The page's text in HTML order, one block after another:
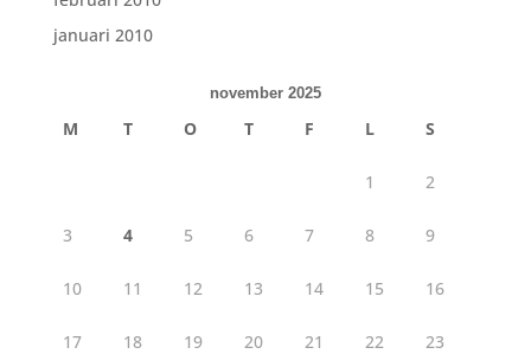
januari 2010
november 2025
M T O T F L S
1 2
3 4 5 6 7 8 9
10 11 12 13 14 15 16
17 18 19 20 21 22 23